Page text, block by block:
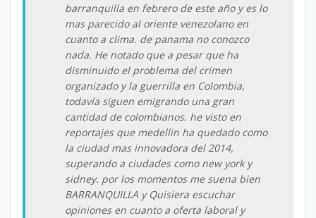
barranquilla en febrero de este año y es lo
mas parecido al oriente venezolano en
cuanto a clima. de panama no conozco
nada. He notado que a pesar que ha
disminuido el problema del crimen
organizado y la guerrilla en Colombia,
todavía siguen emigrando una gran
cantidad de colombianos. he visto en
reportajes que medellin ha quedado como
la ciudad mas innovadora del 2014,
superando a ciudades como new york y
sidney. por los momentos me suena bien
BARRANQUILLA y Quisiera escuchar
opiniones en cuanto a oferta laboral y